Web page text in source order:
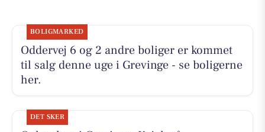
BOLIGMARKED
Oddervej 6 og 2 andre boliger er kommet
til salg denne uge i Grevinge - se boligerne
her.
DET SKER